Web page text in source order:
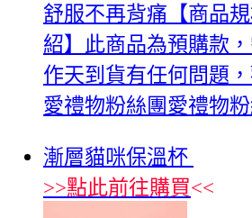
舒服不再背痛【商品
紹】此商品為預購款
作天到貨有任何問題
愛禮物粉絲團愛禮物
漸層貓咪保溫杯
>>點此前往購買<<